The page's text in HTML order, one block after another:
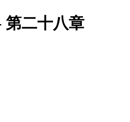
第二十八章